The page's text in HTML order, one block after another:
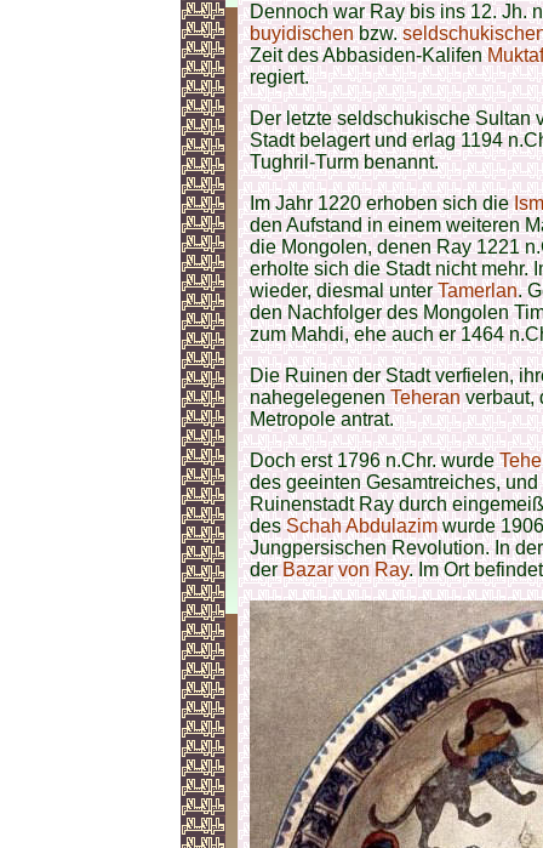
Dennoch war Ray bis ins 12. Jh.
buyidischenbzw.
Zeit des Abbasiden-Kalifen
regiert.
Der letzte seldschukische Sultan
Stadt belagert und erlag 1194
Tughril-Turm benannt.
Im Jahr 1220 erhoben sich die
den Aufstand in einem weiteren
die Mongolen, denen Ray 1221
erholte sich die Stadt nicht mehr.
wieder, diesmal unterTamerlan.
den Nachfolger des Mongolen
zum Mahdi, ehe auch er 1464
Die Ruinen der Stadt verfielen,
nahegelegenenTeheranverbaut,
Metropole antrat.
Doch erst 1796 n.Chr. wurde
des geeinten Gesamtreiches,
Ruinenstadt Ray durch
desSchah Abdulazimwurde
Jungpersischen Revolution. In
derBazar von Ray. Im Ort